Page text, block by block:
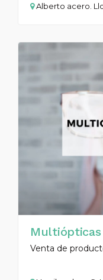
Alberto acero.
Venta de